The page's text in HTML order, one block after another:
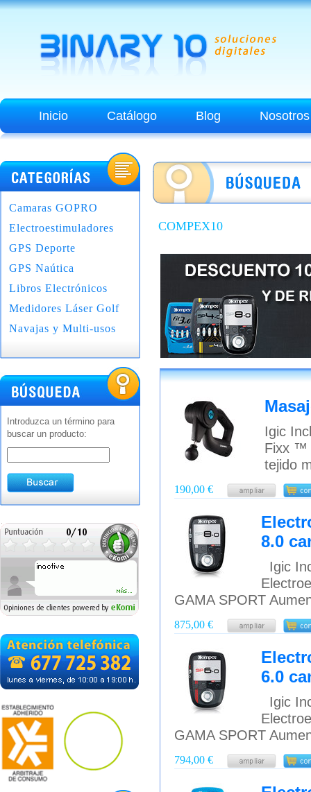
Inicio Catálogo Blog Nosotros
COMPEX10
Igic
Fixx ™
tejido
190,00 €
8.0
Igic
GAMA SPORT
875,00 €
6.0
Igic
GAMA SPORT
794,00 €
Camaras GOPRO
Electroestimuladores
GPS Deporte
GPS Naútica
Libros Electrónicos
Medidores Láser Golf
Navajas y Multi-usos
Introduzca un término para
buscar un producto: